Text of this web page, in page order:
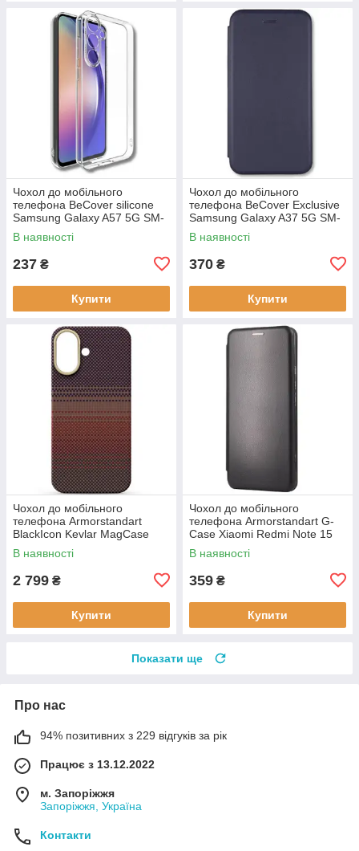
Чохол до мобільного
телефона BeCover silicone
Samsung Galaxy A57 5G SM-
A576 Transparent (714858)
В наявності
237 ₴
Купити
Чохол до мобільного
телефона BeCover Exclusive
Samsung Galaxy A37 5G SM-
A376 Deep Blue (715019)
В наявності
370 ₴
Купити
Чохол до мобільного
телефона Armorstandart
BlackIcon Kevlar MagCase
Apple iPhone 17 Sunset
(ARM90153)
В наявності
2 799 ₴
Купити
Чохол до мобільного
телефона Armorstandart G-
Case Xiaomi Redmi Note 15
4G Black (ARM89695)
В наявності
359 ₴
Купити
Показати ще
Про нас
94% позитивних з 229 відгуків за рік
Працює з 13.12.2022
м. Запоріжжя
Запоріжжя, Україна
Контакти